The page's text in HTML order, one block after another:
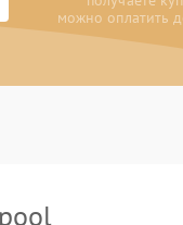
можно оплатить